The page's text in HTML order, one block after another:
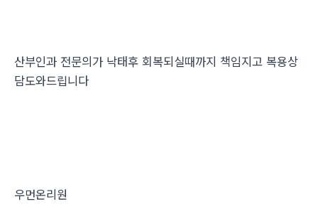
산부인과 전문의가 낙태후 회복되실때까지 책임지고 복용상
담도와드립니다
우먼온리원